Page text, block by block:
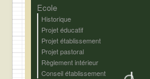
Ecole
Historique
Projet éducatif
Projet établissement
Projet pastoral
Règlement intérieur
Conseil établissement